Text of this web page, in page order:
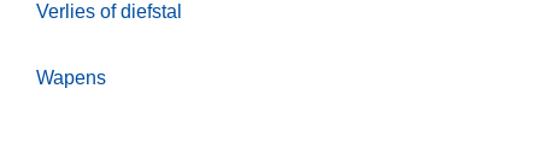
Verlies of diefstal
Wapens